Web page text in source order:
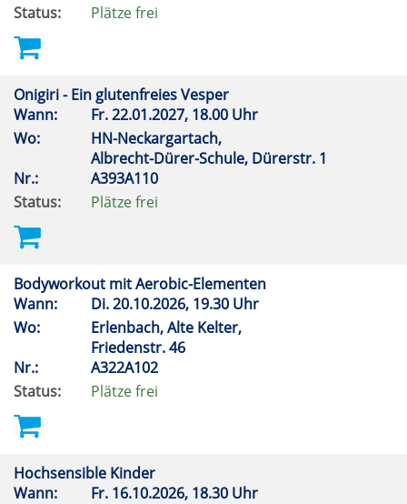
Status:
Plätze frei
Onigiri - Ein glutenfreies Vesper
Wann:
Fr.22.01.2027, 18.00 Uhr
Wo:
HN-Neckargartach,
Albrecht-Dürer-Schule, Dürerstr. 1
Nr.:
A393A110
Status:
Plätze frei
Bodyworkout mit Aerobic-Elementen
Wann:
Di.20.10.2026, 19.30 Uhr
Wo:
Erlenbach, Alte Kelter,
Friedenstr. 46
Nr.:
A322A102
Status:
Plätze frei
Hochsensible Kinder
Wann:
Fr. 16.10.2026, 18.30 Uhr